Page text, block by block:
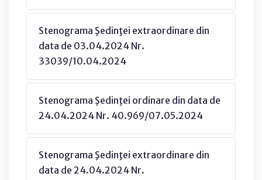
Stenograma Şedinţei extraordinare din
data de 03.04.2024 Nr.
33039/10.04.2024
Stenograma Şedinţei ordinare din data de
24.04.2024 Nr. 40.969/07.05.2024
Stenograma Şedinţei extraordinare din
data de 24.04.2024 Nr.